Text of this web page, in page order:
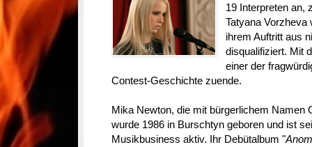
19 Interpreten an,
Tatyana Vorzheva
ihrem Auftritt aus
disqualifiziert. Mit
einer der
Contest-Geschichte zuende.
Mika Newton, die mit bürgerlichem Namen
wurde 1986 in Burschtyn geboren und ist
Musikbusiness aktiv. Ihr Debütalbum "